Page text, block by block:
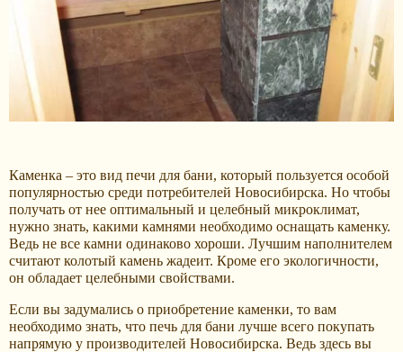
Каменка – это вид печи для бани, который пользуется особой
популярностью среди потребителей Новосибирска. Но чтобы
получать от нее оптимальный и целебный микроклимат,
нужно знать, какими камнями необходимо оснащать каменку.
Ведь не все камни одинаково хороши. Лучшим наполнителем
считают колотый камень жадеит. Кроме его экологичности,
он обладает целебными свойствами.
Если вы задумались о приобретение каменки, то вам
необходимо знать, что печь для бани лучше всего покупать
напрямую у производителей Новосибирска. Ведь здесь вы